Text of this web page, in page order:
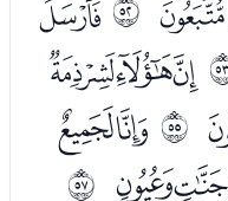
ﯳﯴﯵ
ﰶ ﯼﯽ
ﰸ